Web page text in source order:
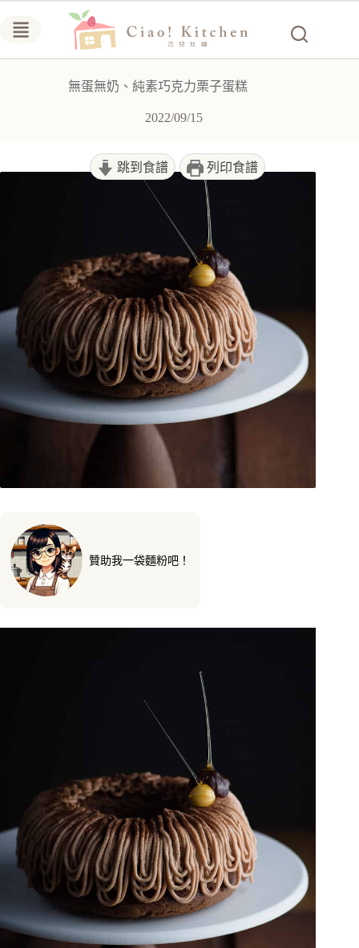
無蛋無奶、純素巧克力栗子蛋糕
2022/09/15
跳到食譜 列印食譜
贊助我一袋麵粉吧！